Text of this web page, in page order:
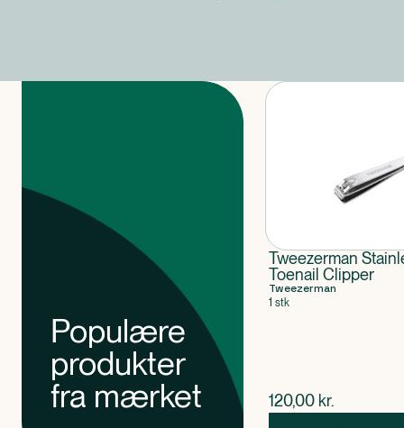
Populære
produkter
fra mærket
Tweezerman
Toenail Clipper
Tweezerman
1 stk
$nuværende pris
120,00 kr.